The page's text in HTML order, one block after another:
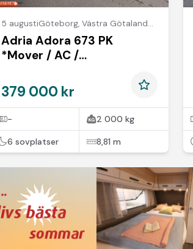
5 augustiGöteborg,Västra Götalands län
Adria Adora 673 PK
*Mover / AC /
379 000 kr
- 2 000 kg
6 sovplatser 8,81 m